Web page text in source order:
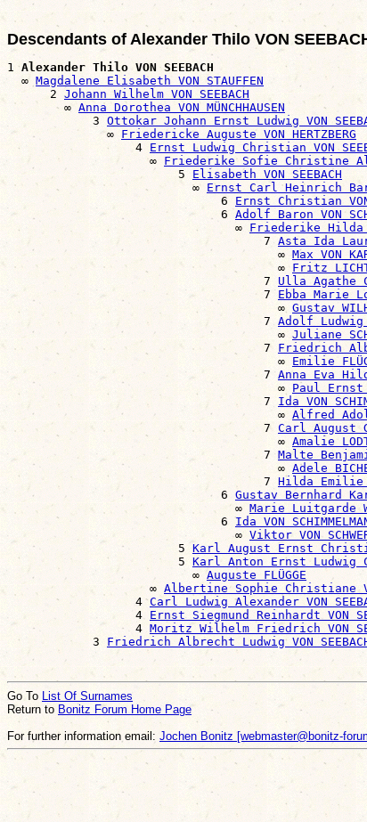
Descendants of Alexander Thilo VON
1 Alexander Thilo VON SEEBACH
  ∞
Magdalene Elisabeth VON STAUFFEN
      2
Johann Wilhelm VON SEEBACH
        ∞
Anna Dorothea VON MÜNCHHAUSEN
            3
Ottokar Johann Ernst Ludwig VON
              ∞
Friedericke Auguste VON HERTZBERG
                  4
Ernst Ludwig Christian VON
                    ∞
Friederike Sofie Christine
                        5
Elisabeth VON SEEBACH
                          ∞
Ernst Carl Heinrich Baron
                              6
Ernst Christian VON
                              6
Adolf Baron VON
                                ∞
Friederike Hilda
                                    7
Asta Ida Laura
                                      ∞
Max VON
                                      ∞
Fritz
                                    7
Ulla Agathe
                                    7
Ebba Marie
                                      ∞
Gustav
                                    7
Adolf Ludwig
                                      ∞
Juliane
                                    7
Friedrich
                                      ∞
Emilie
                                    7
Anna Eva Hilda
                                      ∞
Paul Ernst
                                    7
Ida VON
                                      ∞
Alfred
                                    7
Carl August
                                      ∞
Amalie
                                    7
Malte Benjamin
                                      ∞
Adele
                                    7
Hilda Emilie
                              6
Gustav Bernhard
                                ∞
Marie Luitgarde
                              6
Ida VON
                                ∞
Viktor VON
                        5
Karl August Ernst
                        5
Karl Anton Ernst Ludwig
                          ∞
Auguste FLÜGGE
                    ∞
Albertine Sophie Christiane
                  4
Carl Ludwig Alexander VON
                  4
Ernst Siegmund Reinhardt VON
                  4
Moritz Wilhelm Friedrich VON
            3
Friedrich Albrecht Ludwig VON
Go To
List Of Surnames
Return to Bonitz Forum Home Page
For further information email: Jochen Bonitz [webmaster@bonitz-